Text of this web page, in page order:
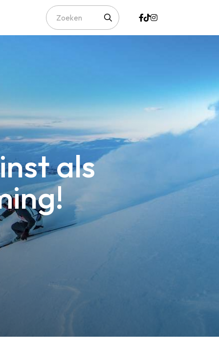
als